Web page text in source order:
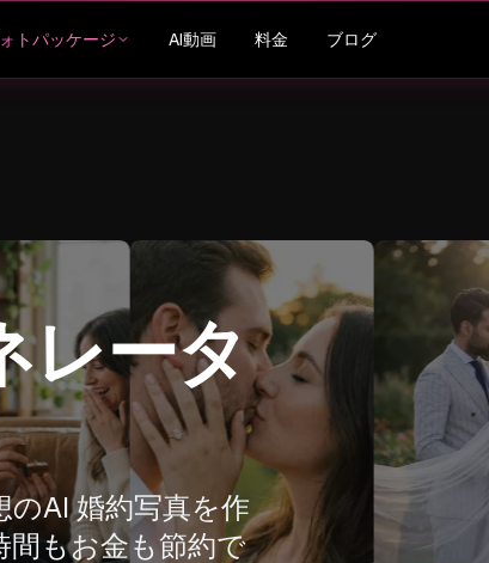
トパッケージ AI動画 料金 ブログ
レータ
AI 婚約写真を作
間もお金も節約で